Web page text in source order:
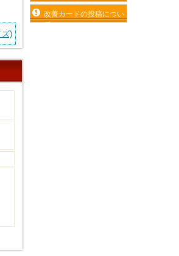
ズ)
改善カードの投稿につい
て